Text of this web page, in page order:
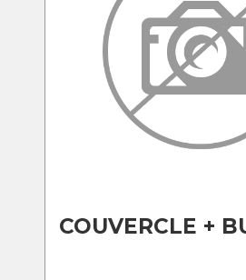
COUVERCLE +